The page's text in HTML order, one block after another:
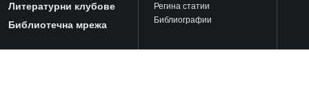
Литературни клубове
Библиотечна мрежа
Регина статии
Библиографии